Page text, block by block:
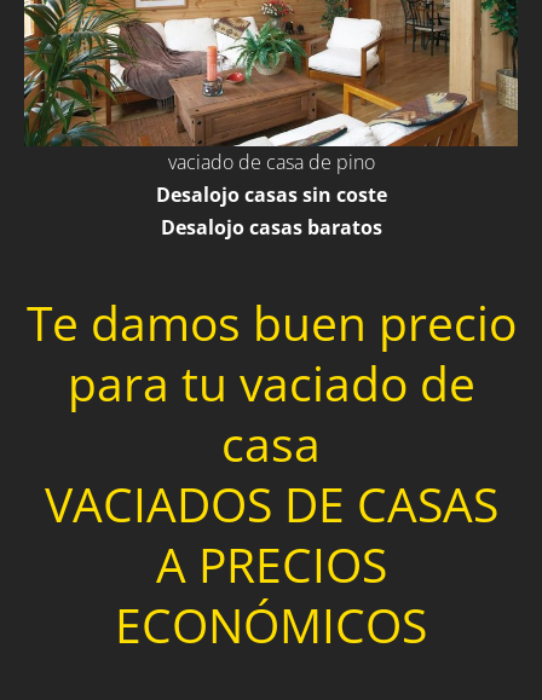
vaciado de casa de pino
Desalojo casas sin coste
Desalojo casas baratos
Te damos buen precio
para tu vaciado de
casa
VACIADOS DE CASAS
A PRECIOS
ECONÓMICOS